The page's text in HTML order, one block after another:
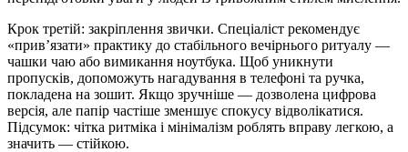
Крок третій: закріплення звички. Спеціаліст рекомендує
«прив’язати» практику до стабільного вечірнього ритуалу —
чашки чаю або вимикання ноутбука. Щоб уникнути
пропусків, допоможуть нагадування в телефоні та ручка,
покладена на зошит. Якщо зручніше — дозволена цифрова
версія, але папір частіше зменшує спокусу відволікатися.
Підсумок: чітка ритміка і мінімалізм роблять вправу легкою, а
значить — стійкою.